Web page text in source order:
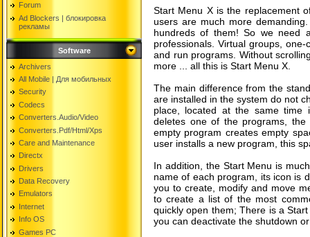
Forum
Ad Blockers | блокировкa
рекламы
Software
Archivers
All Mobile | Для мобильных
Security
Codecs
Converters.Audio/Video
Converters.Pdf/Html/Xps
Care and Maintenance
Directx
Drivers
Data Recovery
Emulators
Internet
Info OS
Games PC
Start Menu X is the replacement
users are much more
hundreds of them! So we need
professionals. Virtual groups,
and run programs. Without
more ... all this is Start Menu X.
The main difference from the
are installed in the system do not
place, located at the same time
deletes one of the programs,
empty program creates empty
user installs a new program, this
In addition, the Start Menu is
name of each program, its icon is
you to create, modify and move
to create a list of the most
quickly open them; There is a
you can deactivate the shutdown